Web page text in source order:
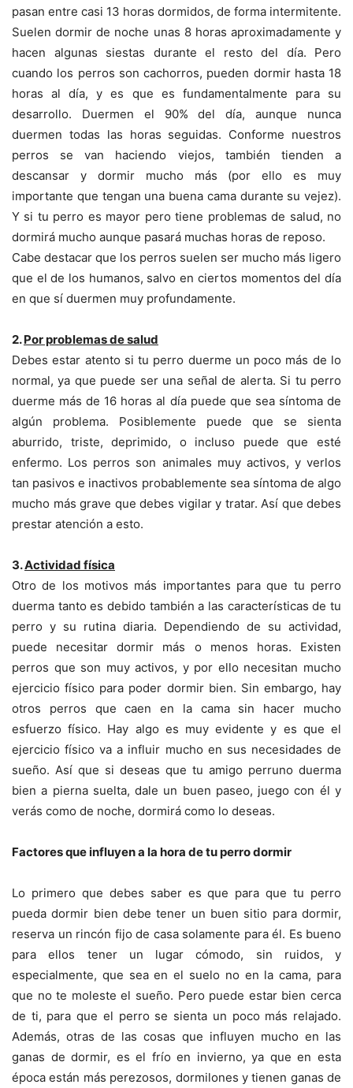
pasan entre casi 13 horas dormidos, de forma intermitente.
Suelen dormir de noche unas 8 horas aproximadamente y
hacen algunas siestas durante el resto del día. Pero
cuando los perros son cachorros, pueden dormir hasta 18
horas al día, y es que es fundamentalmente para su
desarrollo. Duermen el 90% del día, aunque nunca
duermen todas las horas seguidas. Conforme nuestros
perros se van haciendo viejos, también tienden a
descansar y dormir mucho más (por ello es muy
importante que tengan una buena cama durante su vejez).
Y si tu perro es mayor pero tiene problemas de salud, no
dormirá mucho aunque pasará muchas horas de reposo.
Cabe destacar que los perros suelen ser mucho más ligero
que el de los humanos, salvo en ciertos momentos del día
en que sí duermen muy profundamente.
2.Por problemas de salud
Debes estar atento si tu perro duerme un poco más de lo
normal, ya que puede ser una señal de alerta. Si tu perro
duerme más de 16 horas al día puede que sea síntoma de
algún problema. Posiblemente puede que se sienta
aburrido, triste, deprimido, o incluso puede que esté
enfermo. Los perros son animales muy activos, y verlos
tan pasivos e inactivos probablemente sea síntoma de algo
mucho más grave que debes vigilar y tratar. Así que debes
prestar atención a esto.
3.Actividad física
Otro de los motivos más importantes para que tu perro
duerma tanto es debido también a las características de tu
perro y su rutina diaria. Dependiendo de su actividad,
puede necesitar dormir más o menos horas. Existen
perros que son muy activos, y por ello necesitan mucho
ejercicio físico para poder dormir bien. Sin embargo, hay
otros perros que caen en la cama sin hacer mucho
esfuerzo físico. Hay algo es muy evidente y es que el
ejercicio físico va a influir mucho en sus necesidades de
sueño. Así que si deseas que tu amigo perruno duerma
bien a pierna suelta, dale un buen paseo, juego con él y
verás como de noche, dormirá como lo deseas.
Factores que influyen a la hora de tu perro dormir
Lo primero que debes saber es que para que tu perro
pueda dormir bien debe tener un buen sitio para dormir,
reserva un rincón fijo de casa solamente para él. Es bueno
para ellos tener un lugar cómodo, sin ruidos, y
especialmente, que sea en el suelo no en la cama, para
que no te moleste el sueño. Pero puede estar bien cerca
de ti, para que el perro se sienta un poco más relajado.
Además, otras de las cosas que influyen mucho en las
ganas de dormir, es el frío en invierno, ya que en esta
época están más perezosos, dormilones y tienen ganas de